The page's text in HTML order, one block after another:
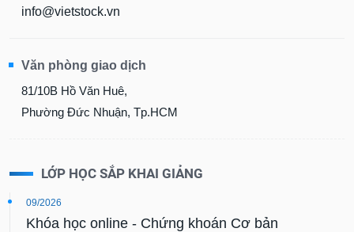
info@vietstock.vn
Văn phòng giao dịch
81/10B Hồ Văn Huê,
Phường Đức Nhuận, Tp.HCM
LỚP HỌC SẮP KHAI GIẢNG
09/2026
Khóa học online - Chứng khoán Cơ bản